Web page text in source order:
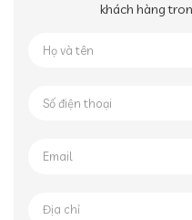
khách hàng